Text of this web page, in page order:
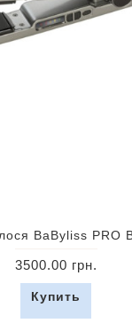
BaByliss PRO
3500.00 грн.
Купить